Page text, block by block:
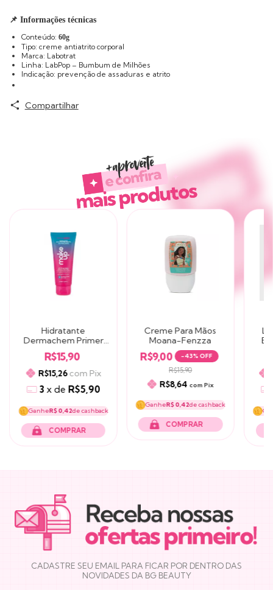
📌 Informações técnicas
Conteúdo: 60g
Tipo: creme antiatrito corporal
Marca: Labotrat
Linha: LabPop – Bumbum de Milhões
Indicação: prevenção de assaduras e atrito
Compartilhar
Produtos similares
Hidratante
Dermachem Primer
Facial
Anticraquelamento
Pré Maquiagem
R$15,90
R$15,26com Pix
3 x de R$5,90
GanheR$ 0,42de cashback
Creme Para Mãos
Moana-Fenzza
R$9,00 -43% OFF
R$15,90
R$8,64 com Pix
GanheR$ 0,42de cashback
NEWSLETTER
CADASTRE SEU EMAIL PARA FICAR POR DENTRO DAS
NOVIDADES DA BG BEAUTY